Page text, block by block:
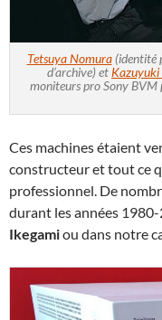
Tetsuya Nomura(identité
d’archive) et
moniteurs pro Sony BVM
Ces machines étaient
constructeur et tout ce
professionnel. De
durant les années
Ikegamiou dans notre